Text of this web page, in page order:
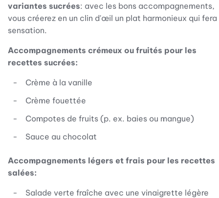
variantes sucrées: avec les bons accompagnements,
vous créerez en un clin d'œil un plat harmonieux qui fera
sensation.
Accompagnements crémeux ou fruités pour les
recettes sucrées:
Crème à la vanille
Crème fouettée
Compotes de fruits (p. ex. baies ou mangue)
Sauce au chocolat
Accompagnements légers et frais pour les recettes
salées:
Salade verte fraîche avec une vinaigrette légère